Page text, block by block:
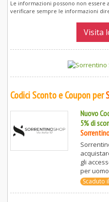
Le informazioni possono non essere
verificare sempre le informazioni
Visita
Codici Sconto e Coupon per
Nuovo
5% di
gli
per
Scaduto il